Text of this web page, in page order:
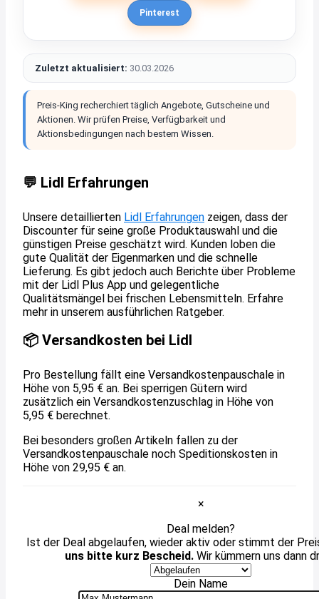
Pinterest
Zuletzt aktualisiert: 30.03.2026
Preis-King recherchiert täglich Angebote, Gutscheine und
Aktionen. Wir prüfen Preise, Verfügbarkeit und
Aktionsbedingungen nach bestem Wissen.
💬 Lidl Erfahrungen
Unsere detaillierten Lidl Erfahrungen zeigen, dass der
Discounter für seine große Produktauswahl und die
günstigen Preise geschätzt wird. Kunden loben die
gute Qualität der Eigenmarken und die schnelle
Lieferung. Es gibt jedoch auch Berichte über Probleme
mit der Lidl Plus App und gelegentliche
Qualitätsmängel bei frischen Lebensmitteln. Erfahre
mehr in unserem ausführlichen Ratgeber.
📦 Versandkosten bei Lidl
Pro Bestellung fällt eine Versandkostenpauschale in
Höhe von 5,95 € an. Bei sperrigen Gütern wird
zusätzlich ein Versandkostenzuschlag in Höhe von
5,95 € berechnet.
Bei besonders großen Artikeln fallen zu der
Versandkostenpauschale noch Speditionskosten in
Höhe von 29,95 € an.
×
Deal melden?
Ist der Deal abgelaufen, wieder aktiv oder stimmt der
uns bitte kurz Bescheid. Wir kümmern uns dann
Dein Name